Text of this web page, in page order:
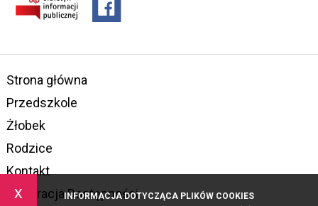
x INFORMACJA DOTYCZĄCA PLIKÓW COOKIES
Strona główna
Przedszkole
Żłobek
Rodzice
Kontakt
Deklaracja Dostępności